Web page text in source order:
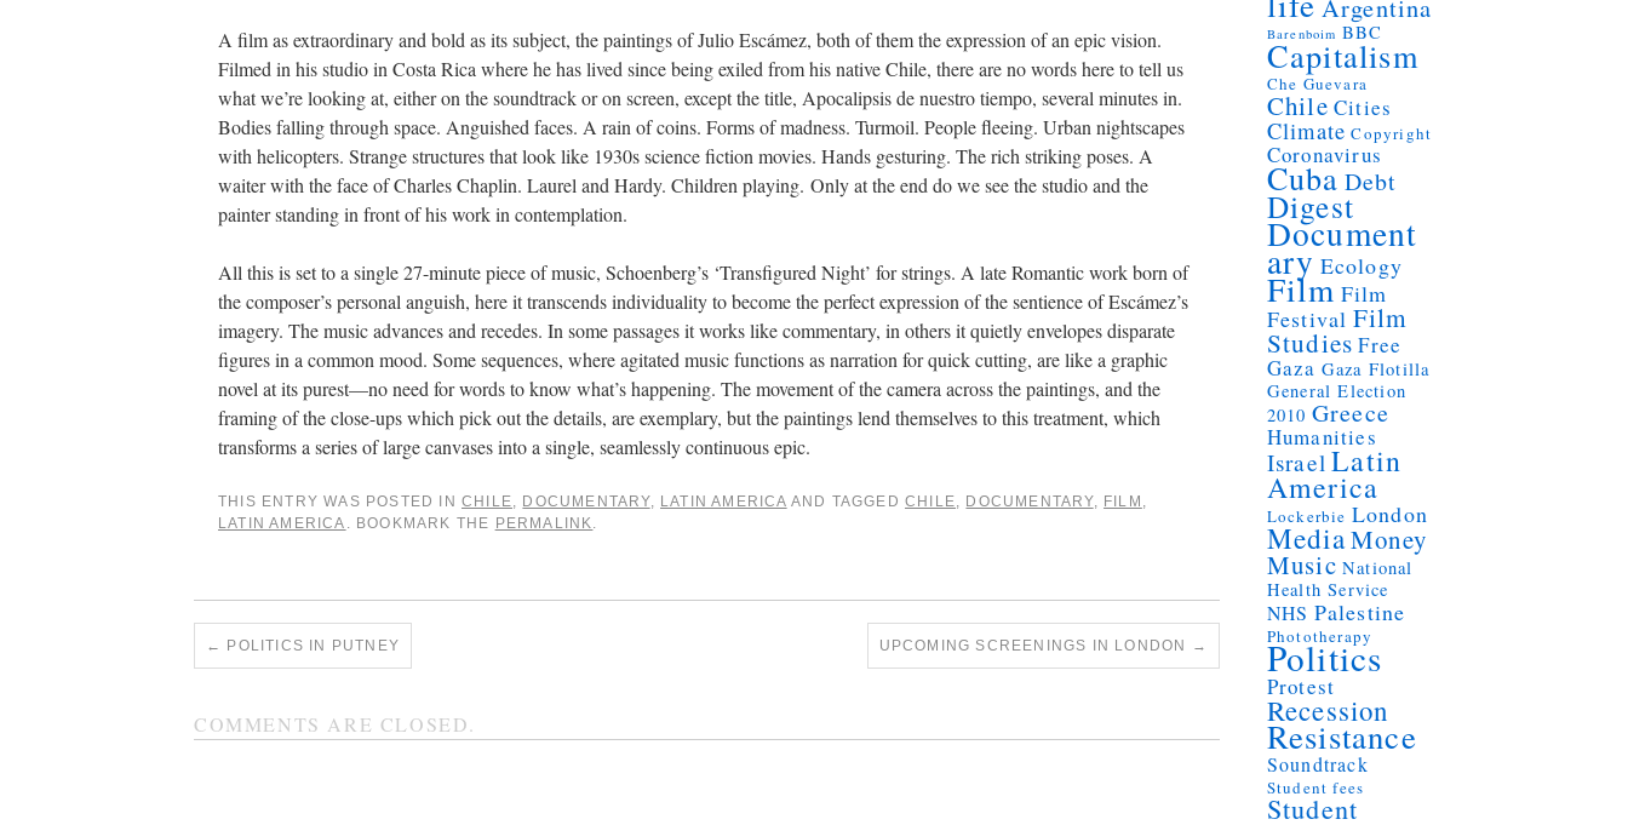
A film as extraordinary and bold as its subject, the paintings of Julio Escámez, both of them the expression of an epic vision.
Filmed in his studio in Costa Rica where he has lived since being exiled from his native Chile, there are no words here to tell us
what we’re looking at, either on the soundtrack or on screen, except the title, Apocalipsis de nuestro tiempo, several minutes in.
Bodies falling through space. Anguished faces. A rain of coins. Forms of madness. Turmoil. People fleeing. Urban nightscapes
with helicopters. Strange structures that look like 1930s science fiction movies. Hands gesturing. The rich striking poses. A
waiter with the face of Charles Chaplin. Laurel and Hardy. Children playing. Only at the end do we see the studio and the
painter standing in front of his work in contemplation.
All this is set to a single 27-minute piece of music, Schoenberg’s ‘Transfigured Night’ for strings. A late Romantic work born of
the composer’s personal anguish, here it transcends individuality to become the perfect expression of the sentience of Escámez’s
imagery. The music advances and recedes. In some passages it works like commentary, in others it quietly envelopes disparate
figures in a common mood. Some sequences, where agitated music functions as narration for quick cutting, are like a graphic
novel at its purest—no need for words to know what’s happening. The movement of the camera across the paintings, and the
framing of the close-ups which pick out the details, are exemplary, but the paintings lend themselves to this treatment, which
transforms a series of large canvases into a single, seamlessly continuous epic.
THIS ENTRY WAS POSTED IN CHILE DOCUMENTARY, LATIN AMERICA AND TAGGEDCHILE DOCUMENTARY, FILM
LATIN AMERICA
. BOOKMARK THE PERMALINK
← POLITICS IN PUTNEY UPCOMING SCREENINGS IN LONDON →
COMMENTS ARE CLOSED.
Argentina
Barenboim BBC
Capitalism
Che Guevara
Chile Cities
Climate Copyright
Coronavirus
CubaDebt
Digest
Document
aryEcology
Film Film
Festival Film
Studies Free
Gaza Gaza Flotilla
General Election
2010 Greece
Humanities
Israel Latin
America
Lockerbie London
MediaMoney
Music National
Health Service
NHS Palestine
Phototherapy
Politics
Protest
Recession
Resistance
Soundtrack
Student fees
Student